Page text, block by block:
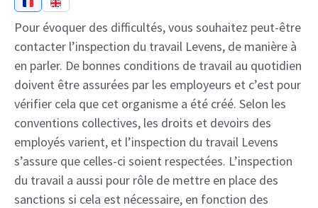
Pour évoquer des difficultés, vous souhaitez peut-être
contacter l’inspection du travail Levens, de manière à
en parler. De bonnes conditions de travail au quotidien
doivent être assurées par les employeurs et c’est pour
vérifier cela que cet organisme a été créé. Selon les
conventions collectives, les droits et devoirs des
employés varient, et l’inspection du travail Levens
s’assure que celles-ci soient respectées. L’inspection
du travail a aussi pour rôle de mettre en place des
sanctions si cela est nécessaire, en fonction des